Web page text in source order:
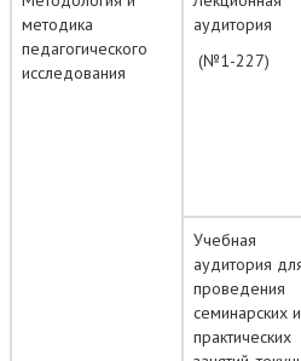
методика
педагогического
исследования
аудитория
(№1-227)
Учебная
аудитория
проведения
семинарских и
практических